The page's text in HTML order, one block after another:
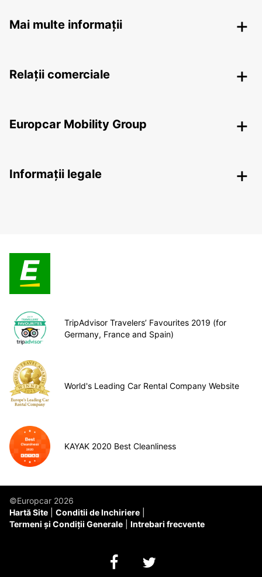
Mai multe informații
Relații comerciale
Europcar Mobility Group
Informații legale
TripAdvisor Travelers’ Favourites 2019 (for
Germany, France and Spain)
World's Leading Car Rental Company Website
KAYAK 2020 Best Cleanliness
©Europcar 2026
Hartă Site
Conditii de Inchiriere
Termeni și Condiții Generale
Intrebari frecvente